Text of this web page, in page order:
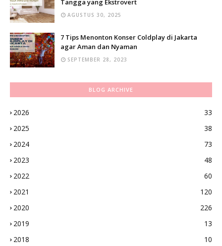
Tangga yang Ekstrovert
AGUSTUS 30, 2025
7 Tips Menonton Konser Coldplay di Jakarta
agar Aman dan Nyaman
SEPTEMBER 28, 2023
BLOG ARCHIVE
2026
33
2025
38
2024
73
2023
48
2022
60
2021
120
2020
226
2019
13
2018
10